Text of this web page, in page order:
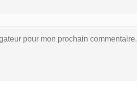
pour mon prochain commentaire.